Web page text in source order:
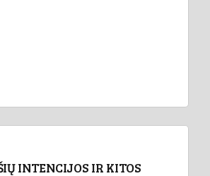
INTENCIJOS IR KITOS